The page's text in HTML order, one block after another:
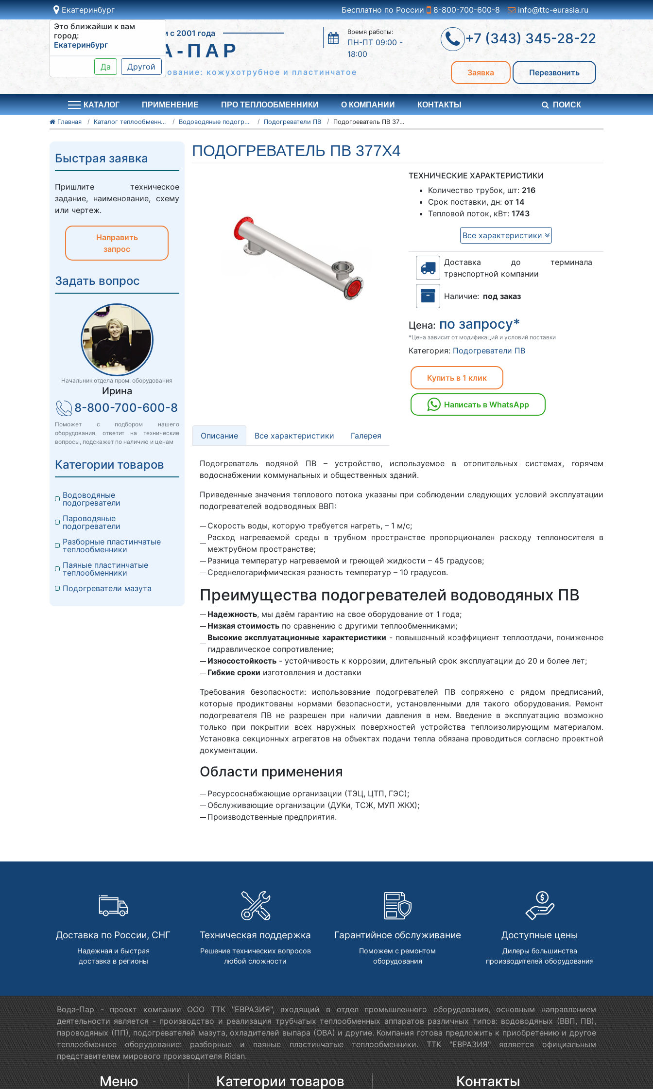
Екатеринбург
Это ближайши к вам
город:
Екатеринбург
Да Другой
Бесплатно по России 8-800-700-600-8 info@ttc-eurasia.ru
Работаем с 2001 года
ВОДА-ПАР
Время работы:
ПН-ПТ 09:00 -
18:00
Теплообменное оборудование: кожухотрубное и пластинчатое
+7 (343) 345-28-22
Заявка Перезвонить
КАТАЛОГ ПРИМЕНЕНИЕ ПРО ТЕПЛООБМЕННИКИ О КОМПАНИИ КОНТАКТЫ ПОИСК
Главная Каталог теплообменного оборудования Водоводяные подогреватели Подогреватели ПВ Подогреватель ПВ 377х4
ПОДОГРЕВАТЕЛЬ ПВ 377Х4
ТЕХНИЧЕСКИЕ ХАРАКТЕРИСТИКИ
Количество трубок, шт: 216
Срок поставки, дн:от 14
Тепловой поток, кВт:1743
Все характеристики
Доставка до терминала
транспортной компании
Наличие: под заказ
Цена: по запросу*
*Цена зависит от модификаций и условий поставки
Категория: Подогреватели ПВ
Купить в 1 клик
Написать в WhatsApp
Описание Все характеристики Галерея
Подогреватель водяной ПВ – устройство, используемое в отопительных системах, горячем
водоснабжении коммунальных и общественных зданий.
Приведенные значения теплового потока указаны при соблюдении следующих условий эксплуатации
подогревателей водоводяных ВВП:
Скорость воды, которую требуется нагреть, – 1 м/с;
Расход нагреваемой среды в трубном пространстве пропорционален расходу теплоносителя в
межтрубном пространстве;
Разница температур нагреваемой и греющей жидкости – 45 градусов;
Среднелогарифмическая разность температур – 10 градусов.
Преимущества подогревателей водоводяных ПВ
Надежность, мы даём гарантию на свое оборудование от 1 года;
Низкая стоимостьпо сравнению с другими теплообменниками;
Высокие эксплуатационные характеристики - повышенный коэффициент теплоотдачи, пониженное
гидравлическое сопротивление;
Износостойкость- устойчивость к коррозии, длительный срок эксплуатации до 20 и более лет;
Гибкие сроки изготовления и доставки
Требования безопасности: использование подогревателей ПВ сопряжено с рядом предписаний,
которые продиктованы нормами безопасности, установленными для такого оборудования. Ремонт
подогревателя ПВ не разрешен при наличии давления в нем. Введение в эксплуатацию возможно
только при покрытии всех наружных поверхностей устройства теплоизолирующим материалом.
Установка секционных агрегатов на объектах подачи тепла обязана проводиться согласно проектной
документации.
Области применения
Ресурсоснабжающие организации (ТЭЦ, ЦТП, ГЭС);
Обслуживающие организации (ДУКи, ТСЖ, МУП ЖКХ);
Производственные предприятия.
Быстрая заявка
Пришлите техническое
задание, наименование, схему
или чертеж.
Направить
запрос
Задать вопрос
Начальник отдела пром. оборудования
Ирина
8-800-700-600-8
Поможет с подбором нашего
оборудования, ответит на технические
вопросы, подскажет по наличию и ценам
Категории товаров
Водоводяные
подогреватели
Пароводяные
подогреватели
Разборные пластинчатые
теплообменники
Паяные пластинчатые
теплообменники
Подогреватели мазута
Доставка по России, СНГ
Надежная и быстрая
доставка в регионы
Техническая поддержка
Решение технических вопросов
любой сложности
Гарантийное обслуживание
Поможем с ремонтом
оборудования
Доступные цены
Дилеры большинства
производителей оборудования
Вода-Пар - проект компании ООО ТТК "ЕВРАЗИЯ", входящий в отдел промышленного оборудования, основным направлением
деятельности является - производство и реализация трубчатых теплообменных аппаратов различных типов: водоводяных (ВВП, ПВ),
пароводяных (ПП), подогревателей мазута, охладителей выпара (ОВА) и другие. Компания готова предложить к приобретению и другое
теплообменное оборудование: разборные и паяные пластинчатые теплообменники. ТТК "ЕВРАЗИЯ" является официальным
представителем мирового производителя Ridan.
Меню Категории товаров Контакты